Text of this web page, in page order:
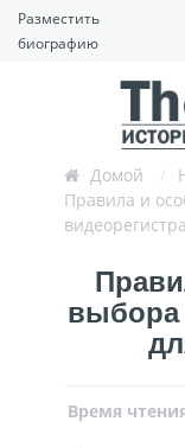
Разместить
биографию
Домой /
Правила и
выбора
Время